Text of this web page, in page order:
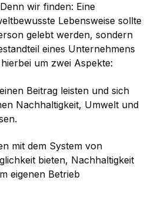
wir finden: Eine
Lebensweise sollte
gelebt werden, sondern
eines Unternehmens
um zwei Aspekte:
Beitrag leisten und sich
Nachhaltigkeit, Umwelt und
mit dem System von
bieten, Nachhaltigkeit
eigenen Betrieb